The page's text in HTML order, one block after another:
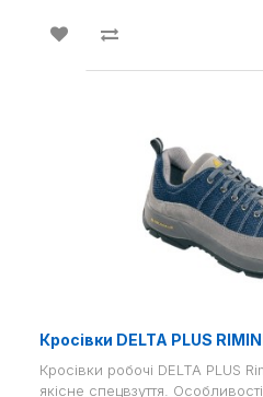
Кросівки DELTA PLUS
Кросівки робочі DELTA PLUS
якісне спецвзуття.